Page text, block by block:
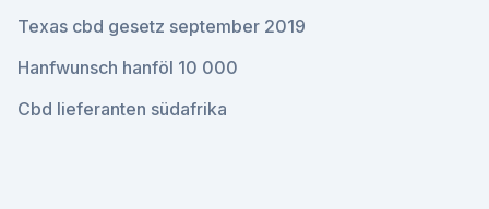
Texas cbd gesetz september 2019
Hanfwunsch hanföl 10 000
Cbd lieferanten südafrika